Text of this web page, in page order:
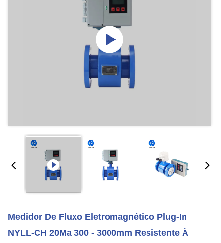
Medidor De Fluxo Eletromagnético Plug-In
NYLL-CH 20Ma 300 - 3000mm Resistente À